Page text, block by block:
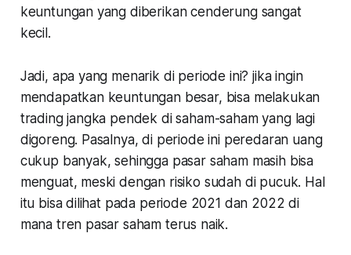
keuntungan yang diberikan cenderung sangat
kecil.
Jadi, apa yang menarik di periode ini? jika ingin
mendapatkan keuntungan besar, bisa melakukan
trading jangka pendek di saham-saham yang lagi
digoreng. Pasalnya, di periode ini peredaran uang
cukup banyak, sehingga pasar saham masih bisa
menguat, meski dengan risiko sudah di pucuk. Hal
itu bisa dilihat pada periode 2021 dan 2022 di
mana tren pasar saham terus naik.